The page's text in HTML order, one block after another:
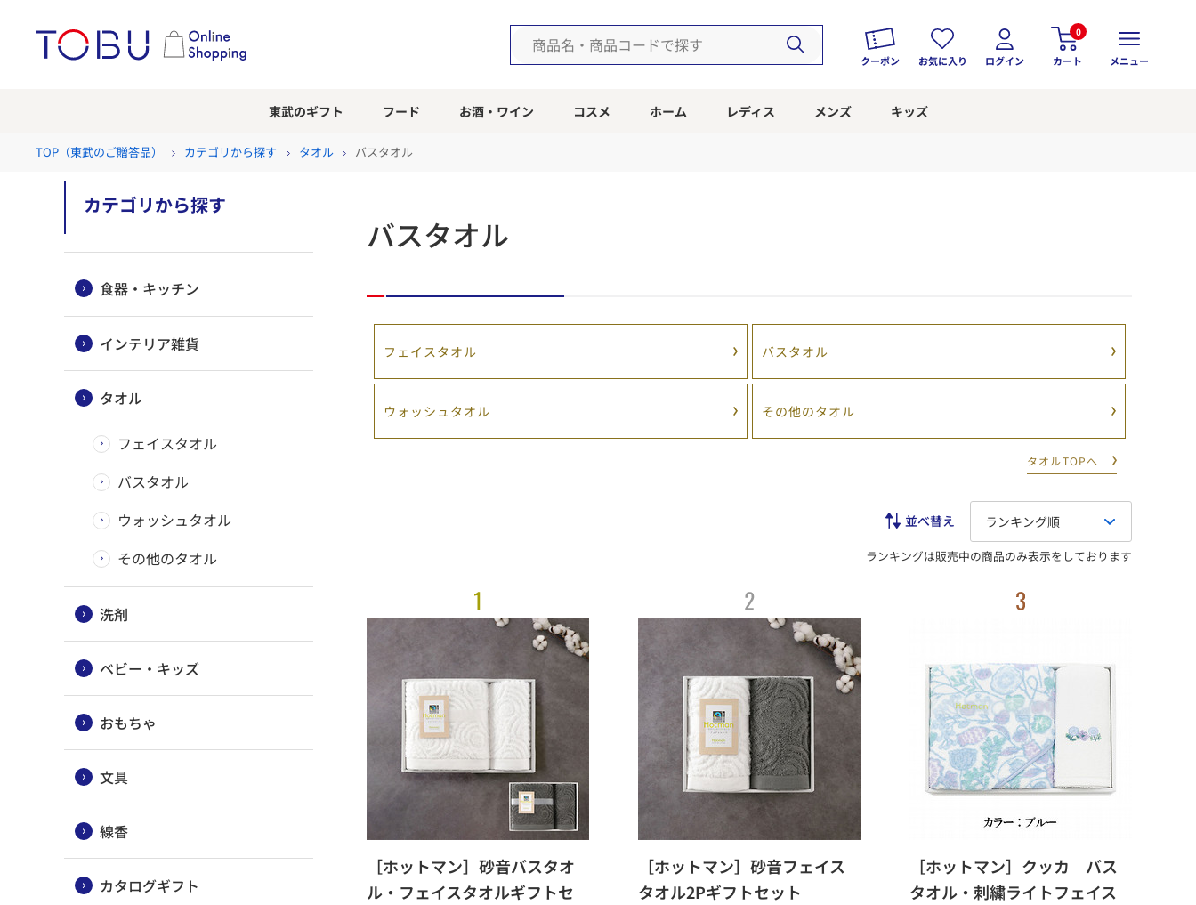
クーポン お気に入り ログイン
0
カート メニュー
東武のギフト フード お酒・ワイン コスメ ホーム レディス メンズ キッズ
TOP（東武のご贈答品） カテゴリから探す タオル バスタオル
カテゴリから探す
食器・キッチン
インテリア雑貨
タオル
フェイスタオル
バスタオル
ウォッシュタオル
その他のタオル
洗剤
ベビー・キッズ
おもちゃ
文具
線香
カタログギフト
バスタオル
フェイスタオル バスタオル
ウォッシュタオル その他のタオル
タオルTOPへ
ランキング順
ランキングは販売中の商品のみ表示をしております
［ホットマン］砂音バスタオ
ル・フェイスタオルギフトセ
［ホットマン］砂音フェイス
タオル2Pギフトセット
［ホットマン］クッカ バス
タオル・刺繍ライトフェイス